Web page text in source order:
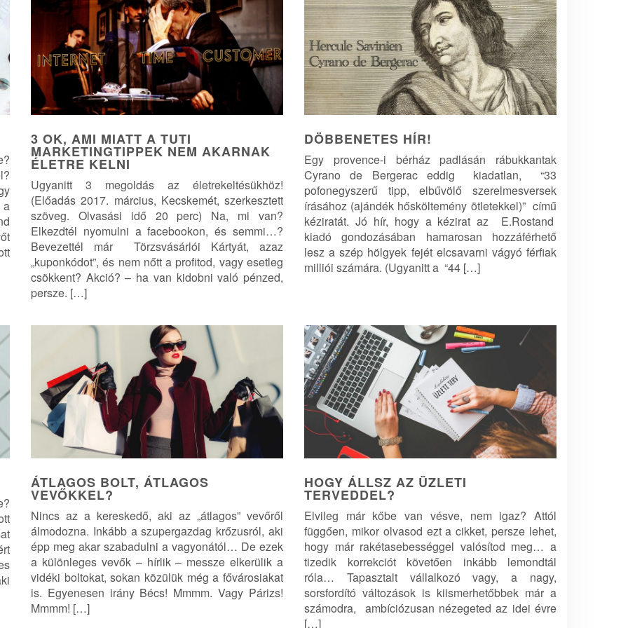
a
3 OK, AMI MIATT A TUTI
MARKETINGTIPPEK NEM AKARNAK
ÉLETRE KELNI
Ugyanitt 3 megoldás az életrekeltésükhöz!
(Előadás 2017. március, Kecskemét, szerkesztett
szöveg. Olvasási idő 20 perc) Na, mi van?
Elkezdtél nyomulni a facebookon, és semmi…?
Bevezettél már Törzsvásárlói Kártyát, azaz
„kuponkódot”, és nem nőtt a profitod, vagy esetleg
csökkent? Akció? – ha van kidobni való pénzed,
persze. […]
DÖBBENETES HÍR!
Egy provence-i bérház padlásán rábukkantak
Cyrano de Bergerac eddig kiadatlan, “33
pofonegyszerű tipp, elbűvölő szerelmesversek
írásához (ajándék hősköltemény ötletekkel)” című
kéziratát. Jó hír, hogy a kézirat az E.Rostand
kiadó gondozásában hamarosan hozzáférhető
lesz a szép hölgyek fejét elcsavarni vágyó férfiak
milliói számára. (Ugyanitt a “44 […]
ÁTLAGOS BOLT, ÁTLAGOS
VEVŐKKEL?
Nincs az a kereskedő, aki az „átlagos” vevőről
álmodozna. Inkább a szupergazdag krőzusról, aki
épp meg akar szabadulni a vagyonától… De ezek
a különleges vevők – hírlik – messze elkerülik a
vidéki boltokat, sokan közülük még a fővárosiakat
is. Egyenesen irány Bécs! Mmmm. Vagy Párizs!
Mmmm! […]
HOGY ÁLLSZ AZ ÜZLETI
TERVEDDEL?
Elvileg már kőbe van vésve, nem igaz? Attól
függően, mikor olvasod ezt a cikket, persze lehet,
hogy már rakétasebességgel valósítod meg… a
tizedik korrekciót követően inkább lemondtál
róla… Tapasztalt vállalkozó vagy, a nagy,
sorsfordító változások is kiismerhetőbbek már a
számodra, ambíciózusan nézegeted az idei évre
[…]